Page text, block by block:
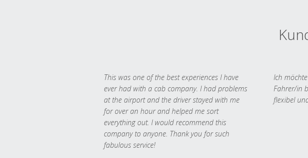
This was one of the best experiences I have
ever had with a cab company. I had problems
at the airport and the driver stayed with me
for over an hour and helped me sort
everything out. I would recommend this
company to anyone. Thank you for such
fabulous service!
Ich
Fahrer/in
flexibel